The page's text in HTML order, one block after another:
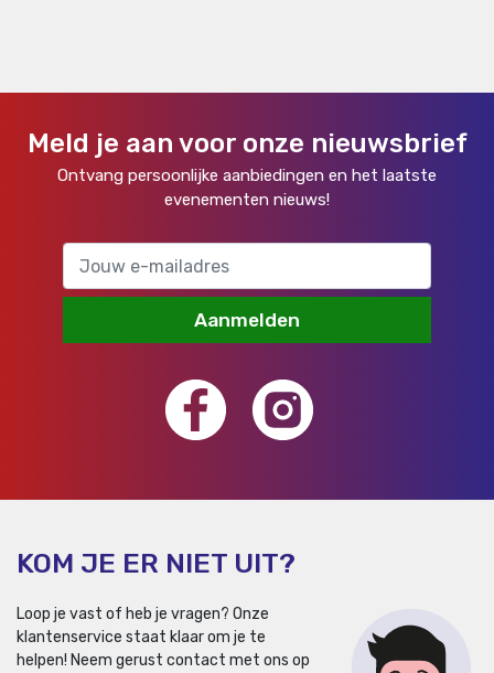
Meld je aan voor onze nieuwsbrief
Ontvang persoonlijke aanbiedingen en het laatste
evenementen nieuws!
Aanmelden
KOM JE ER NIET UIT?
Loop je vast of heb je vragen? Onze
klantenservice staat klaar om je te
helpen! Neem gerust contact met ons op